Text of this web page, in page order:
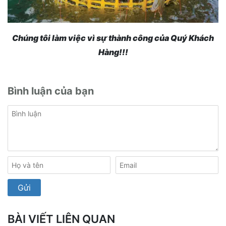
Chúng tôi làm việc vì sự thành công của Quý Khách
Hàng!!!
Bình luận của bạn
BÀI VIẾT LIÊN QUAN